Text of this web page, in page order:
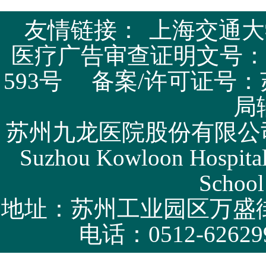
友情链接：
上海交通
医疗广告审查证明文号
593号 备案/许可证号：
局
苏州九龙医院股份有限
Suzhou Kowloon
地址：苏州工业园区万盛
电话：0512-